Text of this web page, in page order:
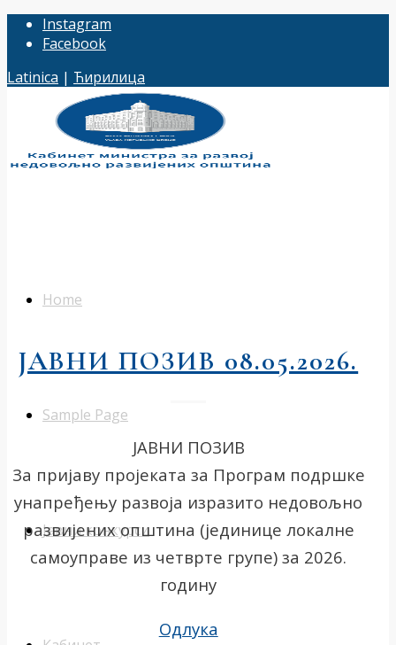
Instagram
Facebook
Latinica | Ћирилица
Home
Sample Page
Јавни конкурси
ЈАВНИ ПОЗИВ 08.05.2026.
ЈАВНИ ПОЗИВ
За пријаву пројеката за Програм подршке
унапређењу развоја изразито недовољно
развијених општина (јединице локалне
самоуправе из четврте групе) за 2026.
годину
Одлука